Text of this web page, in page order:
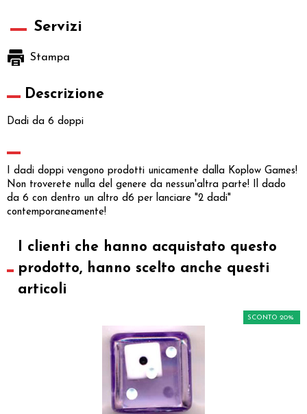
Servizi
Stampa
Descrizione
Dadi da 6 doppi
I dadi doppi vengono prodotti unicamente dalla Koplow Games!
Non troverete nulla del genere da nessun'altra parte! Il dado
da 6 con dentro un altro d6 per lanciare "2 dadi"
contemporaneamente!
I clienti che hanno acquistato questo
prodotto, hanno scelto anche questi
articoli
SCONTO 20%